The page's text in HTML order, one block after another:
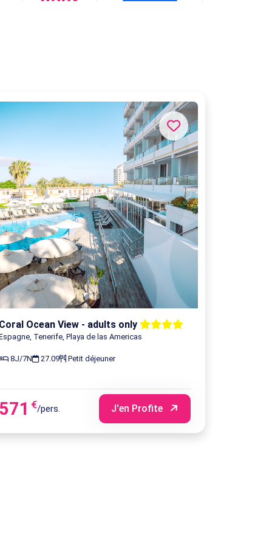
849€ Réservez
859 Réservez
859 Réservez
859€ Réservez
859€ Réservez
869€ Réservez
879€ Réservez
879€ Réservez
879 Réservez
879€
Coral Ocean View - adults only
Tenerife, Playa de las Americas
8J/7N 27.09 Petit déjeuner
571 €/pers. J'en Profite